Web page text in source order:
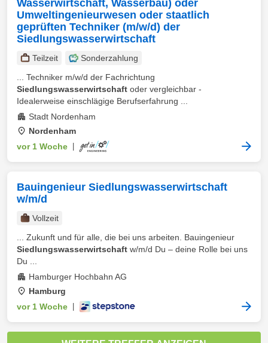
Wasserwirtschaft, Wasserbau) oder
Umweltingenieurwesen oder staatlich
geprüften Techniker (m/w/d) der
Siedlungswasserwirtschaft
Teilzeit
Sonderzahlung
... Techniker m/w/d der Fachrichtung
Siedlungswasserwirtschaft oder vergleichbar -
Idealerweise einschlägige Berufserfahrung ...
Stadt Nordenham
Nordenham
vor 1 Woche
Bauingenieur Siedlungswasserwirtschaft
w/m/d
Vollzeit
... Zukunft und für alle, die bei uns arbeiten. Bauingenieur
Siedlungswasserwirtschaft w/m/d Du – deine Rolle bei uns
Du ...
Hamburger Hochbahn AG
Hamburg
vor 1 Woche